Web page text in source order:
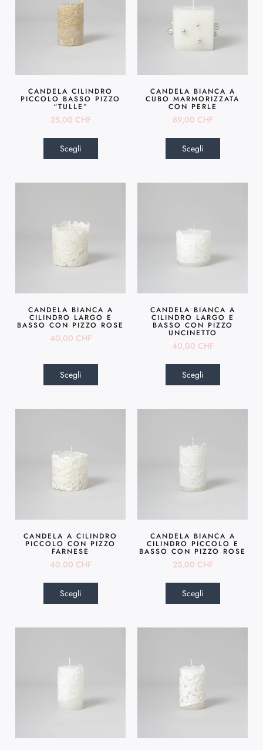
CANDELA CILINDRO
PICCOLO BASSO PIZZO
“TULLE”
25,00 CHF
Scegli
CANDELA BIANCA A
CUBO MARMORIZZATA
CON PERLE
89,00 CHF
Scegli
CANDELA BIANCA A
CILINDRO LARGO E
BASSO CON PIZZO ROSE
40,00 CHF
Scegli
CANDELA BIANCA A
CILINDRO LARGO E
BASSO CON PIZZO
UNCINETTO
40,00 CHF
Scegli
CANDELA A CILINDRO
PICCOLO CON PIZZO
FARNESE
40,00 CHF
Scegli
CANDELA BIANCA A
CILINDRO PICCOLO E
BASSO CON PIZZO ROSE
25,00 CHF
Scegli